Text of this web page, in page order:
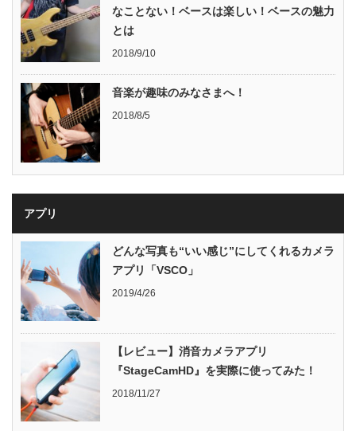
なことない！ベースは楽しい！ベースの魅力
とは
2018/9/10
音楽が趣味のみなさまへ！
2018/8/5
アプリ
どんな写真も“いい感じ”にしてくれるカメラ
アプリ「VSCO」
2019/4/26
【レビュー】消音カメラアプリ
『StageCamHD』を実際に使ってみた！
2018/11/27